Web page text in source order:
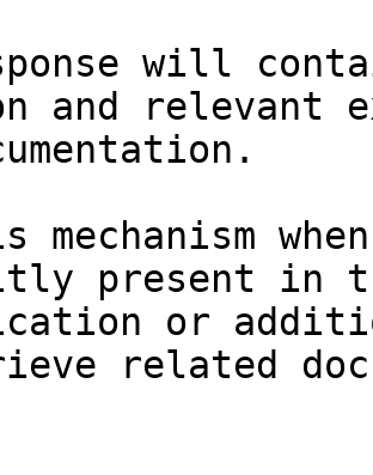
will
and relevant
mechanism
present in
or